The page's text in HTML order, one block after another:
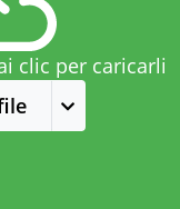
clic per caricarli